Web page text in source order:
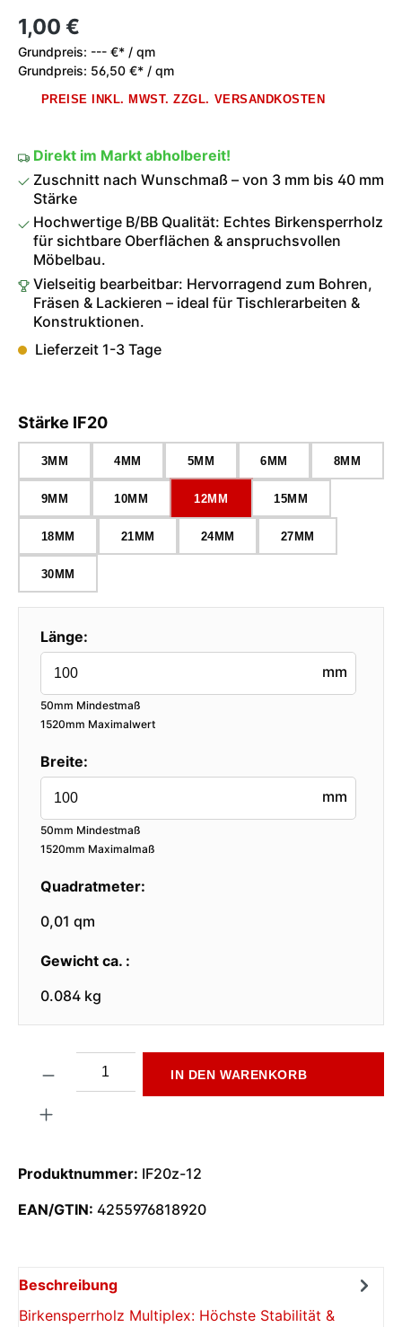
Regulärer Preis:
1,00 €
Grundpreis: --- €* / qm
Grundpreis: 56,50 €* / qm
PREISE INKL. MWST. ZZGL. VERSANDKOSTEN
Direkt im Markt abholbereit!
Zuschnitt nach Wunschmaß – von 3 mm bis 40 mm
Stärke
Hochwertige B/BB Qualität: Echtes Birkensperrholz
für sichtbare Oberflächen & anspruchsvollen
Möbelbau.
Vielseitig bearbeitbar: Hervorragend zum Bohren,
Fräsen & Lackieren – ideal für Tischlerarbeiten &
Konstruktionen.
Lieferzeit 1-3 Tage
Stärke IF20auswählen
3MM 4MM 5MM 6MM 8MM
9MM 10MM 12MM 15MM
18MM 21MM 24MM 27MM
30MM
Länge:
mm
50mm Mindestmaß
1520mm Maximalwert
Breite:
mm
50mm Mindestmaß
1520mm Maximalmaß
Quadratmeter:
0,01 qm
Gewicht ca. :
0.084 kg
IN DEN WARENKORB
Produktnummer: IF20z-12
EAN/GTIN: 4255976818920
Beschreibung
Birkensperrholz Multiplex: Höchste Stabilität &